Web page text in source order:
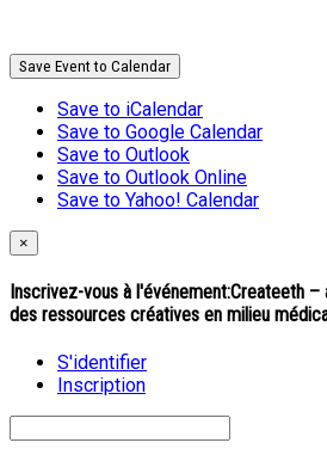
Save Event to Calendar
Save to iCalendar
Save to Google Calendar
Save to Outlook
Save to Outlook Online
Save to Yahoo! Calendar
×
Inscrivez-vous à l'événement:Createeth –
des ressources créatives en milieu
S'identifier
Inscription